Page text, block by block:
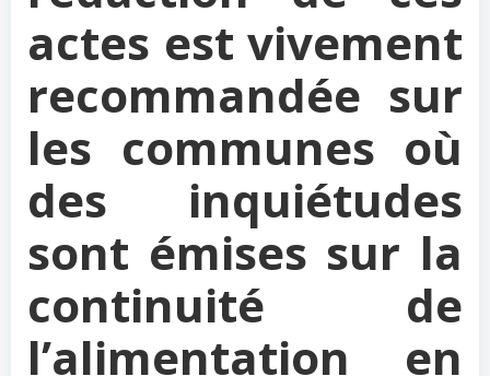
actes est vivement
recommandée sur
les communes où
des inquiétudes
sont émises sur la
continuité de
l’alimentation en